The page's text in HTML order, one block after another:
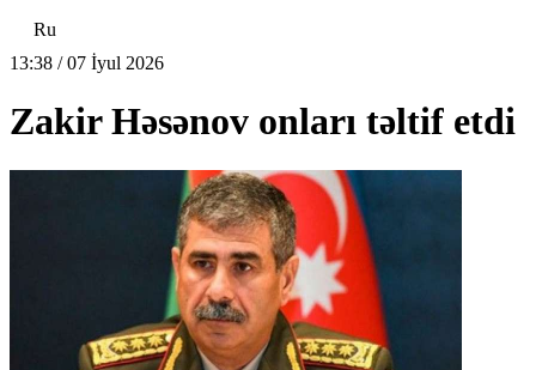
Ru
13:38 / 07 İyul 2026
Zakir Həsənov onları təltif etdi